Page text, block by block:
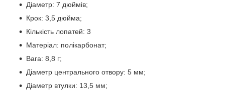
Діаметр: 7 дюймів;
Крок: 3,5 дюйма;
Кількість лопатей: 3
Матеріал: полікарбонат;
Вага: 8,8 г;
Діаметр центрального отвору: 5 мм;
Діаметр втулки: 13,5 мм;